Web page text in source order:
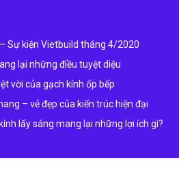
Sự kiện Vietbuild tháng 4/2020
lại những điều tuyệt diệu
vời của gạch kính ốp bếp
– vẻ đẹp của kiến trúc hiện đại
lấy sáng mang lại những lợi ích gì?